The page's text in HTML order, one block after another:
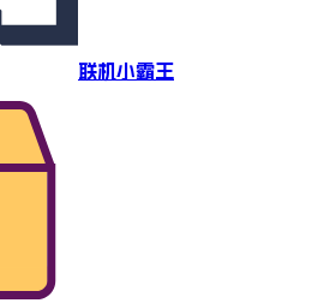
联机小霸王